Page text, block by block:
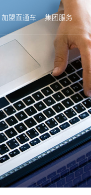
加盟直通车 集团服务